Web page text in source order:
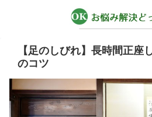
【足のしびれ】長時間正座
のコツ